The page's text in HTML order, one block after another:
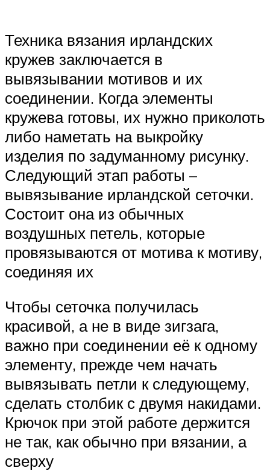
Техника вязания ирландских
кружев заключается в
вывязывании мотивов и их
соединении. Когда элементы
кружева готовы, их нужно приколоть
либо наметать на выкройку
изделия по задуманному рисунку.
Следующий этап работы –
вывязывание ирландской сеточки.
Состоит она из обычных
воздушных петель, которые
провязываются от мотива к мотиву,
соединяя их
Чтобы сеточка получилась
красивой, а не в виде зигзага,
важно при соединении её к одному
элементу, прежде чем начать
вывязывать петли к следующему,
сделать столбик с двумя накидами.
Крючок при этой работе держится
не так, как обычно при вязании, а
сверху